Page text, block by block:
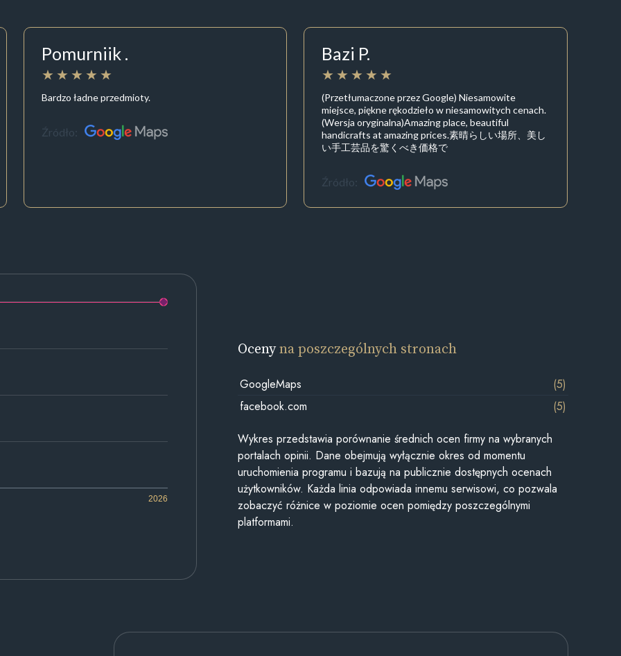
Pomurniik .
Bardzo ładne przedmioty.
Źródło:
Bazi P.
(Przetłumaczone przez Google) Niesamowite
miejsce, piękne rękodzieło w niesamowitych cenach.
(Wersja oryginalna)Amazing place, beautiful
handicrafts at amazing prices.素晴らしい場所、美し
い手工芸品を驚くべき価格で
Źródło:
2026
Ocenyna poszczególnych stronach
GoogleMaps
(5)
facebook.com
(5)
Wykres przedstawia porównanie średnich ocen firmy na wybranych
portalach opinii. Dane obejmują wyłącznie okres od momentu
uruchomienia programu i bazują na publicznie dostępnych ocenach
użytkowników. Każda linia odpowiada innemu serwisowi, co pozwala
zobaczyć różnice w poziomie ocen pomiędzy poszczególnymi
platformami.